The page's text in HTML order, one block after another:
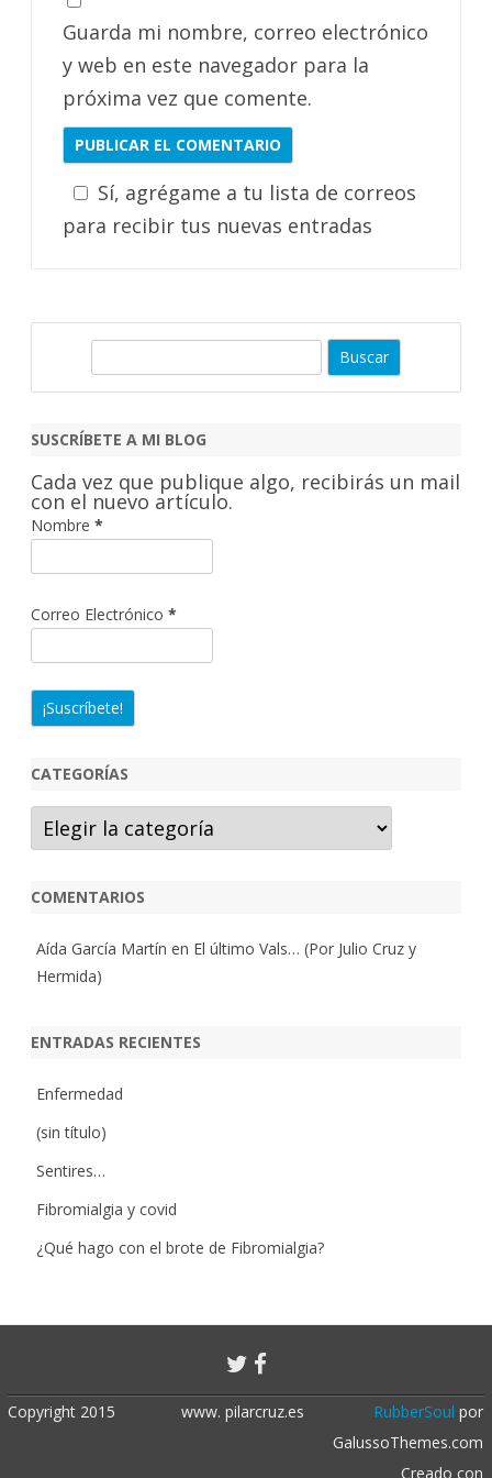
Guarda mi nombre, correo electrónico
y web en este navegador para la
próxima vez que comente.
Sí, agrégame a tu lista de correos
para recibir tus nuevas entradas
c
r
SUSCRÍBETE A MI BLOG
Cada vez que publique algo, recibirás un mail
con el nuevo artículo.
Nombre *
Correo Electrónico *
CATEGORÍAS
Categorías
COMENTARIOS
Aída García Martín en El último Vals… (Por Julio Cruz y
Hermida)
ENTRADAS RECIENTES
Enfermedad
(sin título)
Sentires…
Fibromialgia y covid
¿Qué hago con el brote de Fibromialgia?
Copyright 2015 www. pilarcruz.es RubberSoul por
GalussoThemes.com
Creado con